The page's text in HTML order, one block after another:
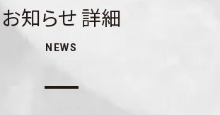
お知らせ 詳細
NEWS